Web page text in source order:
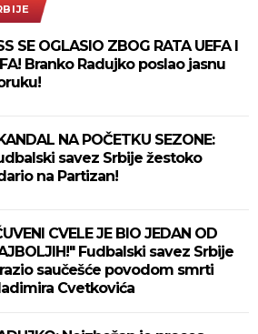
SE OGLASIO ZBOG RATA UEFA I
Branko Radujko poslao jasnu
NA POČETKU SEZONE:
savez Srbije žestoko
na Partizan!
CVELE JE BIO JEDAN OD
Fudbalski savez Srbije
saučešće povodom smrti
Cvetkovića